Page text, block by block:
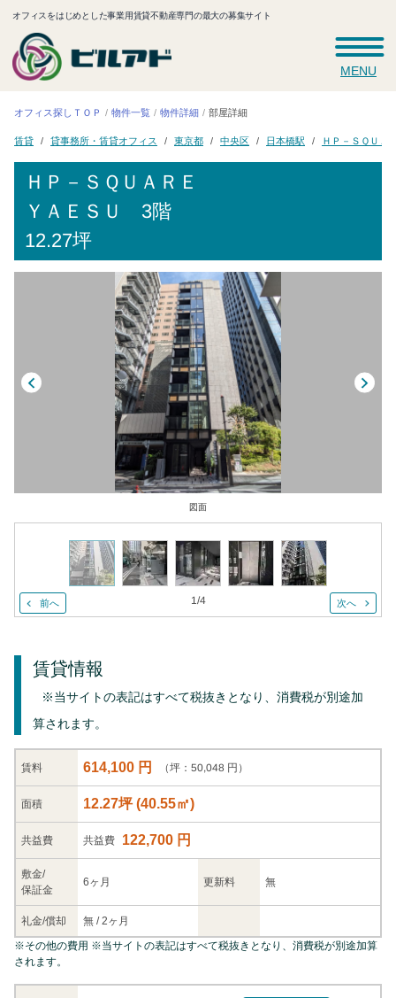
オフィスをはじめとした事業用賃貸不動産専門の最大の募集サイト
MENU
オフィス探しＴＯＰ 物件一覧 物件詳細 部屋詳細
賃貸 貸事務所・賃貸オフィス 東京都 中央区 日本橋駅 ＨＰ－ＳＱＵ
ＨＰ－ＳＱＵＡＲＥ
ＹＡＥＳＵ 3階
12.27坪
図面
前へ 1/4 次へ
賃貸情報
※当サイトの表記はすべて税抜きとなり、消費税が別途加
算されます。
賃料 614,100 円 （坪：50,048 円）
面積 12.27坪(40.55㎡)
共益費 共益費 122,700 円
敷金/
保証金
6ヶ月 更新料 無
礼金/償却 無 /2ヶ月
※その他の費用 ※当サイトの表記はすべて税抜きとなり、消費税が別途加算
されます。